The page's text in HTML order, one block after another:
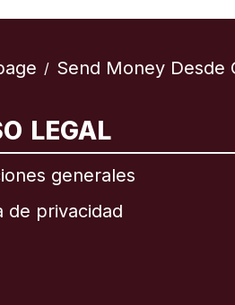
/ Send Money Desde
LEGAL
generales
de privacidad